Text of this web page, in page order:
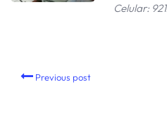
Celular:
Previous post